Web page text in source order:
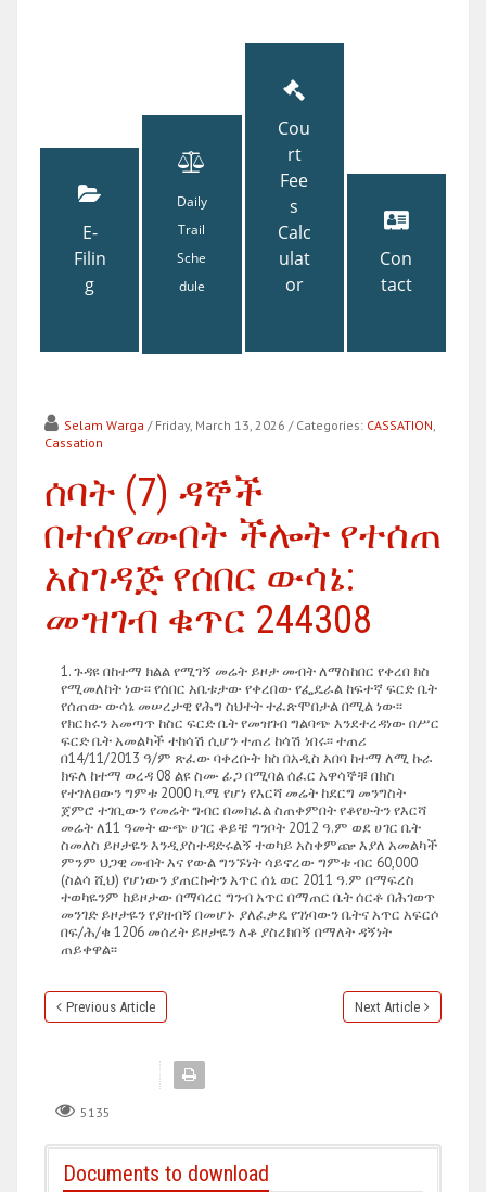
E-
Filin
g
Daily
Trail
Sche
dule
Cou
rt
Fee
s
Calc
ulat
or
Con
tact
Selam Warga / Friday, March 13, 2026 / Categories: CASSATION,
Cassation
ሰባት (7) ዳኞች
በተሰየሙበት ችሎት የተሰጠ
አስገዳጅ የሰበር ውሳኔ:
መዝገብ ቁጥር 244308
ጉዳዩ በከተማ ክልል የሚገኝ መሬት ይዞታ መብት ለማስከበር የቀረበ ክስ
የሚመለከት ነው፡፡ የሰበር አቤቱታው የቀረበው የፌዴራል ከፍተኛ ፍርድ ቤት
የሰጠው ውሳኔ መሠረታዊ የሕግ ስህተት ተፈጽሞበታል በሚል ነው፡፡
የክርክሩን አመጣጥ ከስር ፍርድ ቤት የመዝገብ ግልባጭ እንደተረዳነው በሥር
ፍርድ ቤት አመልካች ተከሳሽ ሲሆን ተጠሪ ከሳሽ ነበሩ፡፡ ተጠሪ
በ14/11/2013 ዓ/ም ጽፈው ባቀረቡት ክስ በአዲስ አበባ ከተማ ለሚ ኩራ
ክፍለ ከተማ ወረዳ 08 ልዩ ስሙ ፊጋ በሚባል ሰፈር አዋሳኞቹ በክስ
የተገለፀውን ግምቱ 2000 ካ.ሜ የሆነ የእርሻ መሬት ከደርግ መንግስት
ጀምሮ ተገቢውን የመሬት ግብር በመክፈል ስጠቀምበት የቆየሁትን የእርሻ
መሬት ለ11 ዓመት ውጭ ሀገር ቆይቼ ግንቦት 2012 ዓ.ም ወደ ሀገር ቤት
ስመለስ ይዞታዬን እንዲያስተዳድሩልኝ ተወካይ አስቀምጬ እያለ አመልካች
ምንም ህጋዊ መብት እና የውል ግንኙነት ሳይኖረው ግምቱ ብር 60,000
(ስልሳ ሺህ) የሆነውን ያጠርኩትን አጥር ሰኔ ወር 2011 ዓ.ም በማፍረስ
ተወካዬንም ከይዞታው በማባረር ግንብ አጥር በማጠር ቤት ሰርቶ በሕገወጥ
መንገድ ይዞታዬን የያዘብኝ በመሆኑ ያለፈቃዴ የገነባውን ቤትና አጥር አፍርሶ
በፍ/ሕ/ቁ 1206 መሰረት ይዞታዬን ለቆ ያስረክበኝ በማለት ዳኝነት
ጠይቀዋል፡፡
Previous Article Next Article
5135
Documents to download